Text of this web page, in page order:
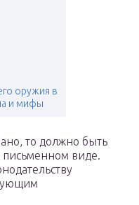
оружия в
и мифы
то должно быть
письменном виде.